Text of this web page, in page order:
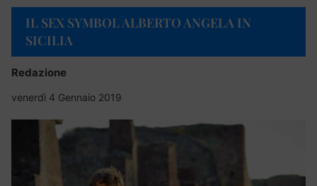
IL SEX SYMBOL ALBERTO ANGELA IN
SICILIA
Redazione
venerdì 4 Gennaio 2019